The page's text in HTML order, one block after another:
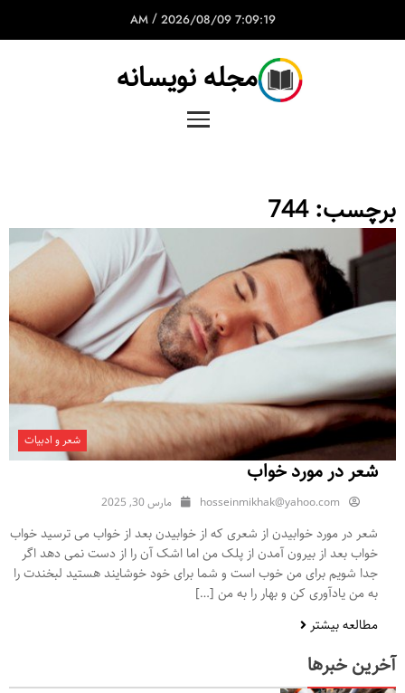
7:09:19 AM
/ 2026/08/09
مجله نویسانه
برچسب:744
شعر و ادبیات
شعر در مورد خواب
hosseinmikhak@yahoo.com مارس 30, 2025
شعر در مورد خوابیدن از شعری که از خوابیدن بعد از خواب می ترسید خواب
خواب بعد از بیرون آمدن از پلک من اما اشک آن را از دست نمی دهد اگر
جدا شویم برای من خوب است و شما برای خود خوشایند هستید لبخندت را
به من یادآوری کن و بهار را به من […]
مطالعه بیشتر
آخرین خبرها